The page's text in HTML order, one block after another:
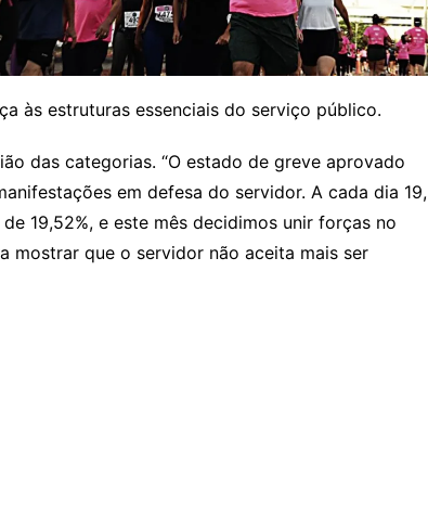
às estruturas essenciais do serviço público.
das categorias. “O estado de greve aprovado
em defesa do servidor. A cada dia 19,
19,52%, e este mês decidimos unir forças no
mostrar que o servidor não aceita mais ser